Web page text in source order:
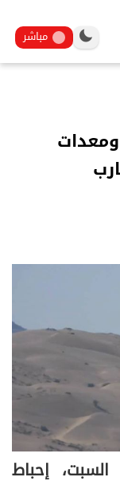
مباشر
السبت، إحباط